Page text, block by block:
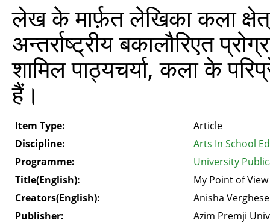
लेख के मार्फ़त लेखिका कला
अन्तर्राष्ट्रीय बकालौरिएत
शामिल पाठ्यचर्या, कला के
हैं।
Item Type:
Article
Discipline:
Arts In School
Programme:
University
Title(English):
My Point of View
Creators(English):
Anisha Verghese
Publisher:
Azim Premji